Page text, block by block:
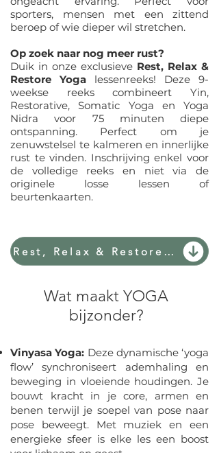
sporters, mensen met een zittend
beroep of wie dieper wil stretchen.
Op zoek naar nog meer rust?
Duik in onze exclusieve Rest, Relax &
Restore Yoga lessenreeks! Deze 9-
weekse reeks combineert Yin,
Restorative, Somatic Yoga en Yoga
Nidra voor 75 minuten diepe
ontspanning. Perfect om je
zenuwstelsel te kalmeren en innerlijke
rust te vinden. Inschrijving enkel voor
de volledige reeks en niet via de
originele losse lessen of
beurtenkaarten.
Rest, Relax & Restore Yoga
Wat maakt YOGA
bijzonder?
Vinyasa Yoga: Deze dynamische ‘yoga
flow’ synchroniseert ademhaling en
beweging in vloeiende houdingen. Je
bouwt kracht in je core, armen en
benen terwijl je soepel van pose naar
pose beweegt. Met muziek en een
energieke sfeer is elke les een boost